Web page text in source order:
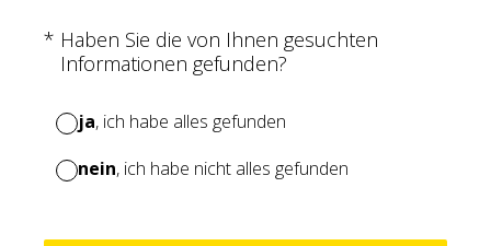
* Haben Sie die von Ihnen gesuchten
Informationen gefunden?
(Erforderlich.)
ja, ich habe alles gefunden
nein, ich habe nicht alles gefunden